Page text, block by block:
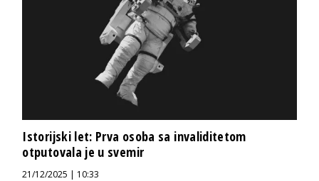
Istorijski let: Prva osoba sa invaliditetom
otputovala je u svemir
21/12/2025 | 10:33